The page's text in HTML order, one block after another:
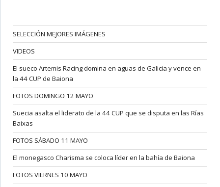
SELECCIÓN MEJORES IMÁGENES
VIDEOS
El sueco Artemis Racing domina en aguas de Galicia y vence en
la 44 CUP de Baiona
FOTOS DOMINGO 12 MAYO
Suecia asalta el liderato de la 44 CUP que se disputa en las Rías
Baixas
FOTOS SÁBADO 11 MAYO
El monegasco Charisma se coloca líder en la bahía de Baiona
FOTOS VIERNES 10 MAYO